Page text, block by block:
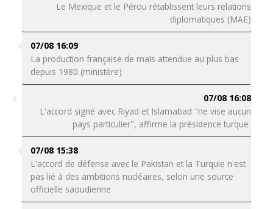
Le Mexique et le Pérou rétablissent leurs relations
diplomatiques (MAE)
07/08 16:09
La production française de maïs attendue au plus bas
depuis 1980 (ministère)
07/08 16:08
L'accord signé avec Riyad et Islamabad "ne vise aucun
pays particulier", affirme la présidence turque
07/08 15:38
L'accord de défense avec le Pakistan et la Turquie n'est
pas lié à des ambitions nucléaires, selon une source
officielle saoudienne